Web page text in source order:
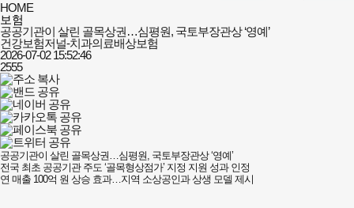
HOME
보험
공공기관이 살린 골목상권…심평원, 국토부장관상 ‘영예’
건강보험저널-치과의료배상보험
2026-07-02 15:52:46
2555
공공기관이 살린 골목상권…심평원, 국토부장관상 ‘영예’
​전국 최초 공공기관 주도 ‘골목형상점가’ 지정 지원 성과 인정
​연 매출 100억 원 상승 효과…지역 소상공인과 상생 모델 제시